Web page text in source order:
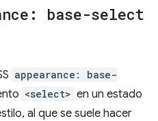
base-select
appearance: base-
<select> en un estado
al que se suele hacer